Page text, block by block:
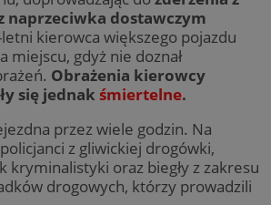
naprzeciwka dostawczym
kierowca większego pojazdu
miejscu, gdyż nie doznał
Obrażenia kierowcy
się jednak śmiertelne.
przez wiele godzin. Na
z gliwickiej drogówki,
kryminalistyki oraz biegły z zakresu
drogowych, którzy prowadzili